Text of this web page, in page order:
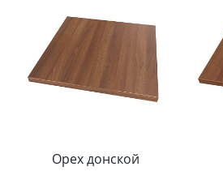
Орех донской